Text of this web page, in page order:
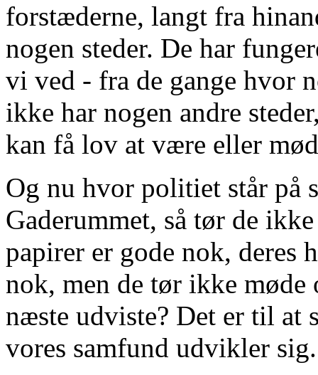
forstæderne, langt fra
nogen steder. De har
vi ved - fra de gange hvor
ikke har nogen andre
kan få lov at være eller
Og nu hvor politiet står på
Gaderummet, så tør de
papirer er gode nok, deres
nok, men de tør ikke møde
næste udviste? Det er til at
vores samfund udvikler sig.